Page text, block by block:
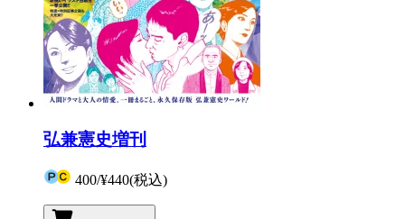
弘兼憲史増刊
400/¥440(税込)